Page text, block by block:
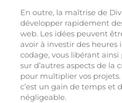
En outre, la maîtrise de
développer rapidement
web. Les idées peuvent
avoir à investir des
codage, vous libérant
sur d’autres aspects de la
pour multiplier vos projets.
c’est un gain de temps et
négligeable.